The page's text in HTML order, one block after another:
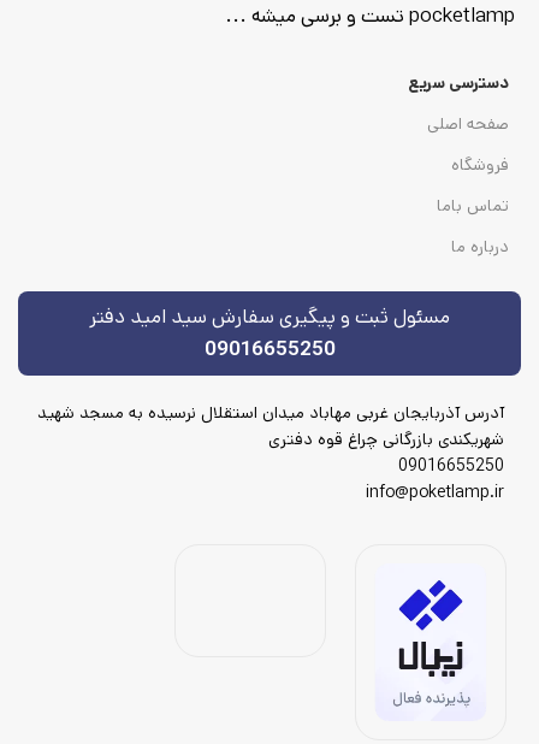
pocketlamp تست و برسی میشه ...
دسترسی سریع
صفحه اصلی
فروشگاه
تماس باما
درباره ما
مسئول ثبت و پیگیری سفارش سید امید دفتر
09016655250
آدرس آذربایجان غربی مهاباد میدان استقلال نرسیده به مسجد شهید
شهریکندی بازرگانی چراغ قوه دفتری
09016655250
info@poketlamp.ir